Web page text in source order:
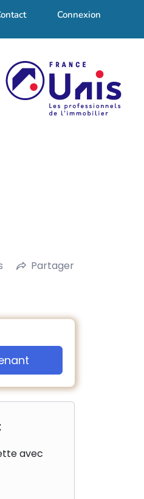
Connexion
Partager
avec